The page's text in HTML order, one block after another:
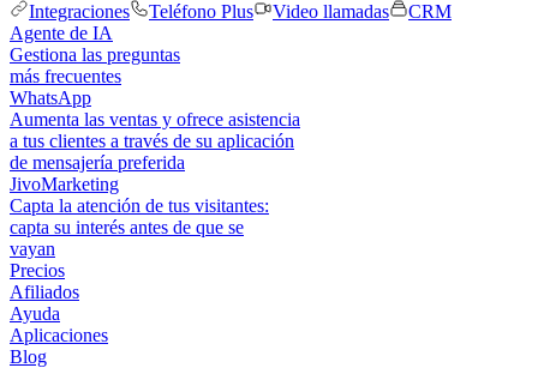
Integraciones
Teléfono Plus Video llamadas
CRM
Agente de IA
Gestiona las preguntas
más frecuentes
WhatsApp
Aumenta las ventas y ofrece asistencia
a tus clientes a través de su aplicación
de mensajería preferida
JivoMarketing
Capta la atención de tus visitantes:
capta su interés antes de que se
vayan
Precios
Afiliados
Ayuda
Aplicaciones
Blog